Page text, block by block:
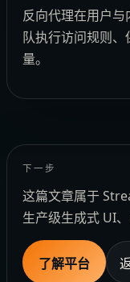
反向代理在用户
队执行访问规则
量。
下一步
这篇文章属于
生产级生成式 UI
了解平台